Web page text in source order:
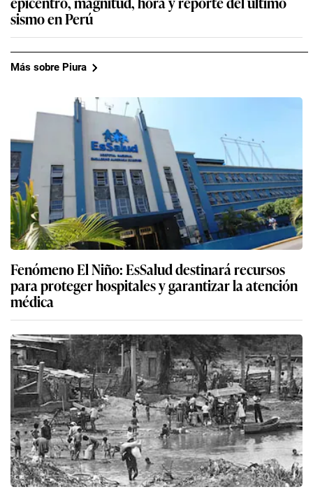
sismo en Perú
Más sobre Piura
Fenómeno El Niño: EsSalud destinará recursos
para proteger hospitales y garantizar la atención
médica